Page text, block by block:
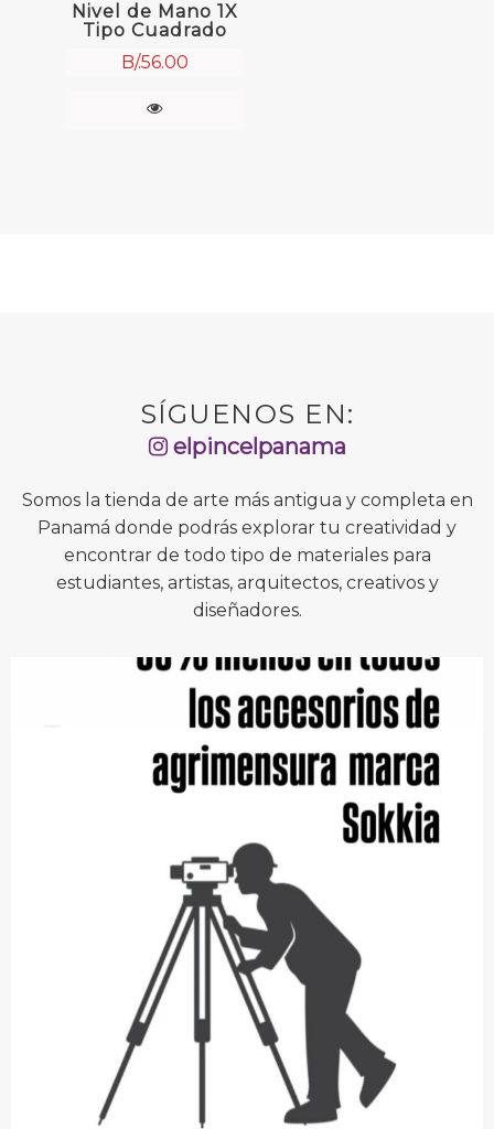
Nivel de Mano 1X
Tipo Cuadrado
B/.56.00
SÍGUENOS EN:
elpincelpanama
Somos la tienda de arte más antigua y completa en
Panamá donde podrás explorar tu creatividad y
encontrar de todo tipo de materiales para
estudiantes, artistas, arquitectos, creativos y
diseñadores.